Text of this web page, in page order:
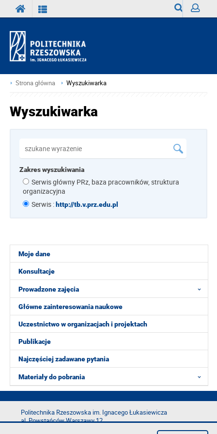
Strona główna Wyszukiwarka
Moje dane
Konsultacje
Prowadzone zajęcia
Główne zainteresowania naukowe
Uczestnictwo w organizacjach i projektach
Publikacje
Najczęściej zadawane pytania
Materiały do pobrania
Wyszukiwarka
Zakres wyszukiwania
Serwis główny PRz, baza pracowników, struktura
organizacyjna
Serwis : http://tb.v.prz.edu.pl
Politechnika Rzeszowska im. Ignacego Łukasiewicza
al. Powstańców Warszawy 12